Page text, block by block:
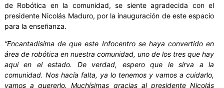
de Robótica en la comunidad, se siente agradecida con el
presidente Nicolás Maduro, por la inauguración de este espacio
para la enseñanza.
“Encantadísima de que este Infocentro se haya convertido en
área de robótica en nuestra comunidad, uno de los tres que hay
aquí en el estado. De verdad, espero que le sirva a la
comunidad. Nos hacía falta, ya lo tenemos y vamos a cuidarlo,
vamos a quererlo. Muchísimas gracias al presidente Nicolás